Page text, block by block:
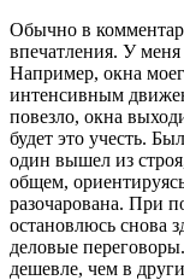
Обычно в
впечатления. У
Например, окна
интенсивным
повезло, окна
будет это учесть.
один вышел из
общем,
разочарована. При
остановлюсь снова
деловые
дешевле, чем в